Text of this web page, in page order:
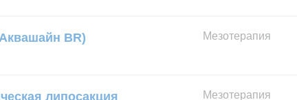
BR) Мезотерапия
липосакция Мезотерапия